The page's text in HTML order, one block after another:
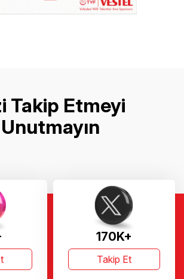
Takip Etmeyi
Unutmayın
170K+
Takip Et